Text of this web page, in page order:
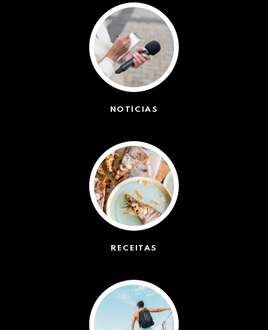
NOTÍCIAS
RECEITAS